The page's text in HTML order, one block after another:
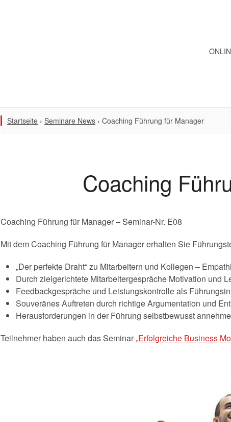
Startseite › Seminare News › Coaching Führung für Manager
Coaching
Coaching Führung für Manager – Seminar-Nr. E08
Mit dem Coaching Führung für Manager erhalten Sie
„Der perfekte Draht“ zu Mitarbeitern und Kollegen –
Durch zielgerichtete Mitarbeitergespräche Motivation und
Feedbackgespräche und Leistungskontrolle als
Souveränes Auftreten durch richtige Argumentation und
Herausforderungen in der Führung selbstbewusst
Teilnehmer haben auch das Seminar„Erfolgreiche Business